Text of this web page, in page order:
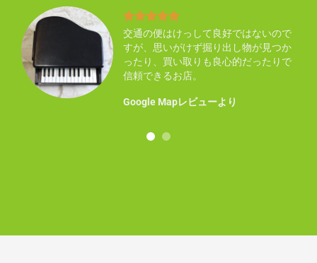
交通の便はけっして良好ではないので
すが、思いがけず掘り出し物が見つか
ったり、買い取りも良心的だったりで
信頼できるお店。
Google Mapレビューより